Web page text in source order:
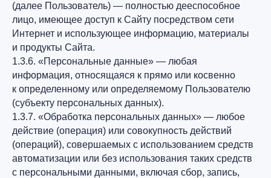
(далее Пользователь) — полностью дееспособное
лицо, имеющее доступ к Сайту посредством сети
Интернет и использующее информацию, материалы
и продукты Сайта.
1.3.6. «Персональные данные» — любая
информация, относящаяся к прямо или косвенно
к определенному или определяемому Пользователю
(субъекту персональных данных).
1.3.7. «Обработка персональных данных» — любое
действие (операция) или совокупность действий
(операций), совершаемых с использованием средств
автоматизации или без использования таких средств
с персональными данными, включая сбор, запись,